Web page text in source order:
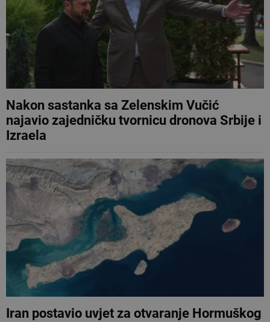
Nakon sastanka sa Zelenskim Vučić
najavio zajedničku tvornicu dronova Srbije i
Izraela
Iran postavio uvjet za otvaranje Hormuškog